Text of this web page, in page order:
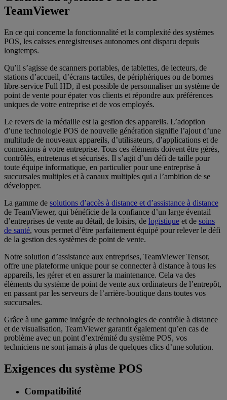
TeamViewer
En ce qui concerne la fonctionnalité et la complexité des systèmes
POS, les caisses enregistreuses autonomes ont disparu depuis
longtemps.
Qu’il s’agisse de scanners portables, de tablettes, de lecteurs, de
stations d’accueil, d’écrans tactiles, de périphériques ou de bornes
libre-service Full HD, il est possible de personnaliser un système de
point de vente pour épater vos clients et répondre aux préférences
uniques de votre entreprise et de vos employés.
Le revers de la médaille est la gestion des appareils. L’adoption
d’une technologie POS de nouvelle génération signifie l’ajout d’une
multitude de nouveaux appareils, d’utilisateurs, d’applications et de
connexions à votre entreprise. Tous ces éléments doivent être gérés,
contrôlés, entretenus et sécurisés. Il s’agit d’un défi de taille pour
toute équipe informatique, en particulier pour une entreprise à
succursales multiples et à canaux multiples qui a l’ambition de se
développer.
La gamme de solutions d’accès à distance et d’assistance à distance
de TeamViewer, qui bénéficie de la confiance d’un large éventail
d’entreprises de vente au détail, de loisirs, de logistique et de soins
de santé, vous permet d’être parfaitement équipé pour relever le défi
de la gestion des systèmes de point de vente.
Notre solution d’assistance aux entreprises, TeamViewer Tensor,
offre une plateforme unique pour se connecter à distance à tous les
appareils, les gérer et en assurer la maintenance. Cela va des
éléments du système de point de vente aux ordinateurs de l’entrepôt,
en passant par les serveurs de l’arrière-boutique dans toutes vos
succursales.
Grâce à une gamme intégrée de technologies de contrôle à distance
et de visualisation, TeamViewer garantit également qu’en cas de
problème avec un point d’extrémité du système POS, vos
techniciens ne sont jamais à plus de quelques clics d’une solution.
Exigences du système POS
Compatibilité